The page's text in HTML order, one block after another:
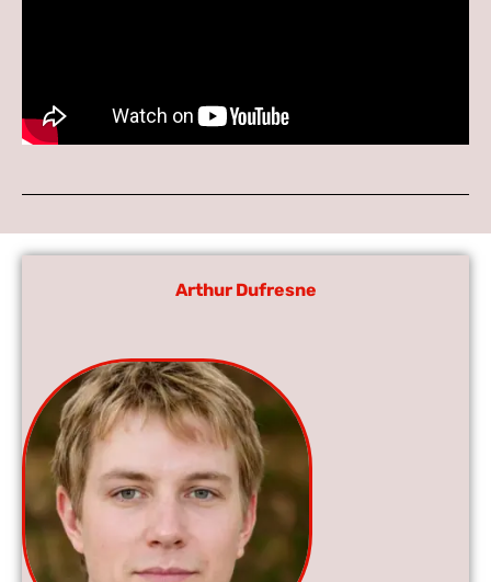
Arthur Dufresne